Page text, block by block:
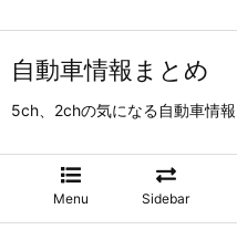
自動車情報まとめ
5ch、2chの気になる自動車情
Menu Sidebar